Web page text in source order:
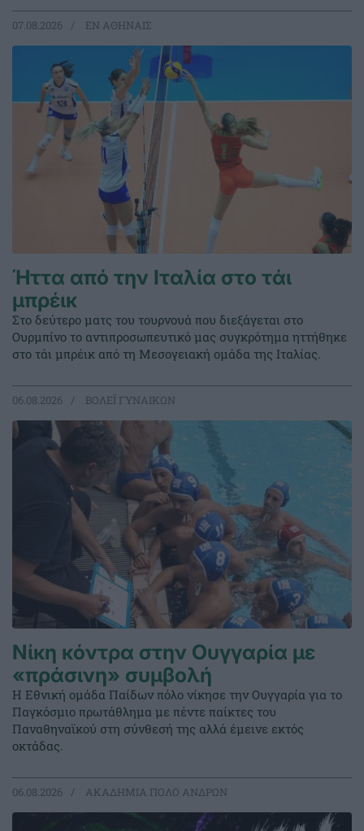
07.08.2026 EΝ ΑΘΗΝΑΙΣ
Ήττα από την Ιταλία στο τάι
μπρέικ
Στο δεύτερο ματς του τουρνουά που διεξάγεται στο
Ουρμπίνο το αντιπροσωπευτικό μας συγκρότημα ηττήθηκε
στο τάι μπρέικ από τη Μεσογειακή ομάδα της Ιταλίας.
06.08.2026 ΒΟΛΕΪ ΓΥΝΑΙΚΩΝ
Νίκη κόντρα στην Ουγγαρία με
«πράσινη» συμβολή
Η Εθνική ομάδα Παίδων πόλο νίκησε την Ουγγαρία για το
Παγκόσμιο πρωτάθλημα με πέντε παίκτες του
Παναθηναϊκού στη σύνθεσή της αλλά έμεινε εκτός
οκτάδας.
06.08.2026 ΑΚΑΔΗΜΙΑ ΠΟΛΟ ΑΝΔΡΩΝ